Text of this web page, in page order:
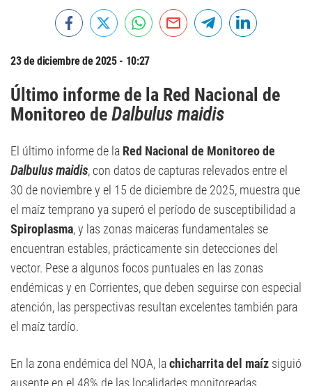
23 de diciembre de 2025 - 10:27
Último informe de la Red Nacional de
Monitoreo de Dalbulus maidis
El último informe de la Red Nacional de Monitoreo de
Dalbulus maidis, con datos de capturas relevados entre el
30 de noviembre y el 15 de diciembre de 2025, muestra que
el maíz temprano ya superó el período de susceptibilidad a
Spiroplasma, y las zonas maiceras fundamentales se
encuentran estables, prácticamente sin detecciones del
vector. Pese a algunos focos puntuales en las zonas
endémicas y en Corrientes, que deben seguirse con especial
atención, las perspectivas resultan excelentes también para
el maíz tardío.
En la zona endémica del NOA, lachicharrita del maíz siguió
ausente en el 48% de las localidades monitoreadas,